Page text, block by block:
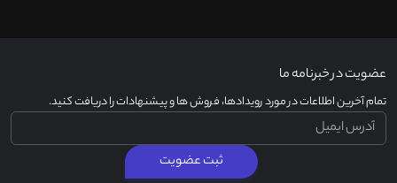
عضویت در خبرنامه ما
تمام آخرین اطلاعات در مورد رویدادها، فروش ها و پیشنهادات را دریافت کنید.
ثبت عضویت